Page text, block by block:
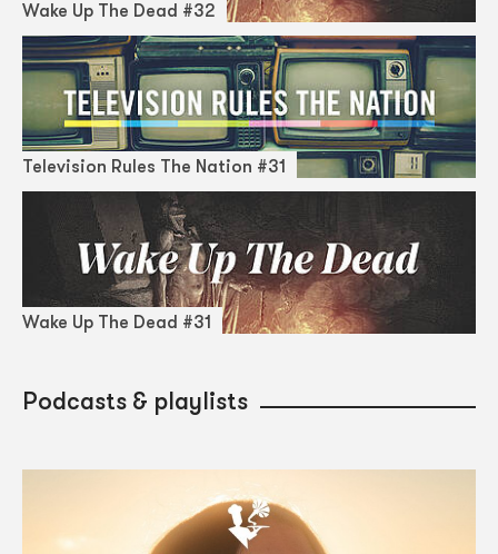
Wake Up The Dead #32
Television Rules The Nation #31
Wake Up The Dead #31
Podcasts & playlists